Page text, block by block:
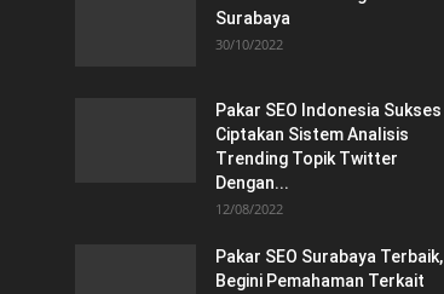
Surabaya
30/10/2022
Pakar SEO Indonesia Sukses
Ciptakan Sistem Analisis
Trending Topik Twitter
Dengan...
12/08/2022
Pakar SEO Surabaya Terbaik,
Begini Pemahaman Terkait